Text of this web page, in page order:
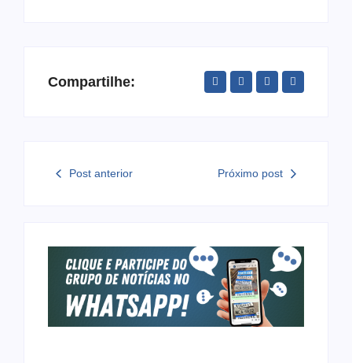
Compartilhe:
Post anterior Próximo post